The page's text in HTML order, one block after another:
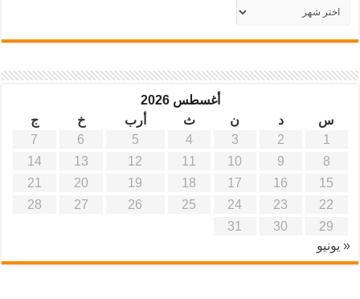
أرشيف
موقع
أغسطس 2026
س
د ن ث أرب خ
ج
1
2
3
4
5
6
7
8
9
10
11
12
13
14
15
16
17
18
19
20
21
22
23
24
25
26
27
28
29
30
31
« يونيو